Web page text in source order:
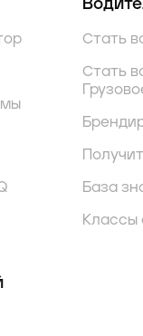
Стать
Стать
База
Классы